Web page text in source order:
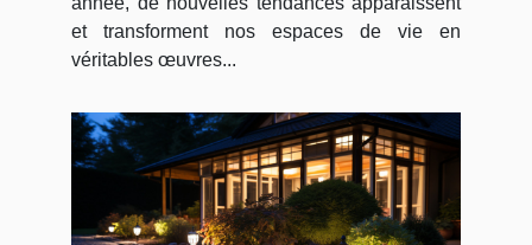
et transforment nos espaces de vie en
véritables œuvres...